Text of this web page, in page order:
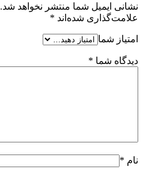
نشانی ایمیل شما منتشر نخواهد شد.
علامت‌گذاری شده‌اند *
امتیاز شما
دیدگاه شما *
نام *